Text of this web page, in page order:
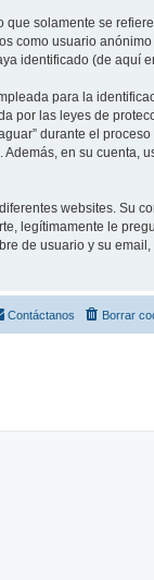
solamente se
como usuario
identificado (de aquí
para la
por las leyes de
durante el
en su cuenta,
websites. Su
legítimamente le
de usuario y su
Borrar
Contáctanos